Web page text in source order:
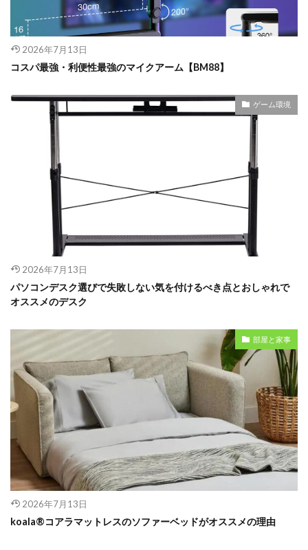
2026年7月13日
コスパ最強・利便性最強のマイクアーム【BM88】
ゲーム環境
2026年7月13日
パソコンデスク選びで失敗しない気を付けるべき点とおしゃれで
オススメのデスク
部屋と家事
2026年7月13日
koala®︎コアラマットレスのソファーベッドがオススメの理由